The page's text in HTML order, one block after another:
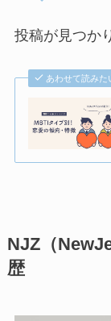
投稿が見つか
あわせて読みた
NJZ（
歴